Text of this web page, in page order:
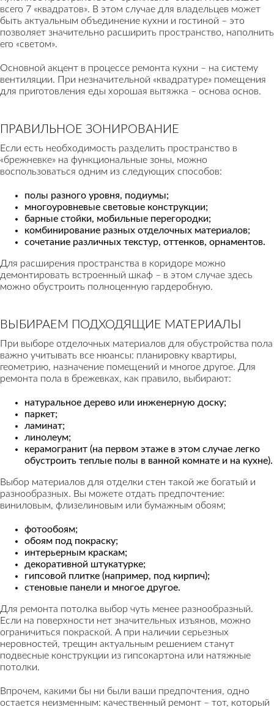
всего 7 «квадратов». В этом случае для владельцев может
быть актуальным объединение кухни и гостиной – это
позволяет значительно расширить пространство, наполнить
его «светом».
Основной акцент в процессе ремонта кухни – на систему
вентиляции. При незначительной «квадратуре» помещения
для приготовления еды хорошая вытяжка – основа основ.
ПРАВИЛЬНОЕ ЗОНИРОВАНИЕ
Если есть необходимость разделить пространство в
«брежневке» на функциональные зоны, можно
воспользоваться одним из следующих способов:
полы разного уровня, подиумы;
многоуровневые световые конструкции;
барные стойки, мобильные перегородки;
комбинирование разных отделочных материалов;
сочетание различных текстур, оттенков, орнаментов.
Для расширения пространства в коридоре можно
демонтировать встроенный шкаф – в этом случае здесь
можно обустроить полноценную гардеробную.
ВЫБИРАЕМ ПОДХОДЯЩИЕ МАТЕРИАЛЫ
При выборе отделочных материалов для обустройства пола
важно учитывать все нюансы: планировку квартиры,
геометрию, назначение помещений и многое другое. Для
ремонта пола в брежевках, как правило, выбирают:
натуральное дерево или инженерную доску;
паркет;
ламинат;
линолеум;
керамогранит (на первом этаже в этом случае легко
обустроить теплые полы в ванной комнате и на кухне).
Выбор материалов для отделки стен такой же богатый и
разнообразных. Вы можете отдать предпочтение:
виниловым, флизелиновым или бумажным обоям;
фотообоям;
обоям под покраску;
интерьерным краскам;
декоративной штукатурке;
гипсовой плитке (например, под кирпич);
стеновые панели и многое другое.
Для ремонта потолка выбор чуть менее разнообразный.
Если на поверхности нет значительных изъянов, можно
ограничиться покраской. А при наличии серьезных
неровностей, трещин актуальным решением станут
подвесные конструкции из гипсокартона или натяжные
потолки.
Впрочем, какими бы ни были ваши предпочтения, одно
остается неизменным: качественный ремонт – тот, который